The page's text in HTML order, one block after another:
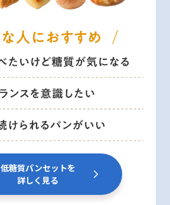
低糖質パンセットを
詳しく見る